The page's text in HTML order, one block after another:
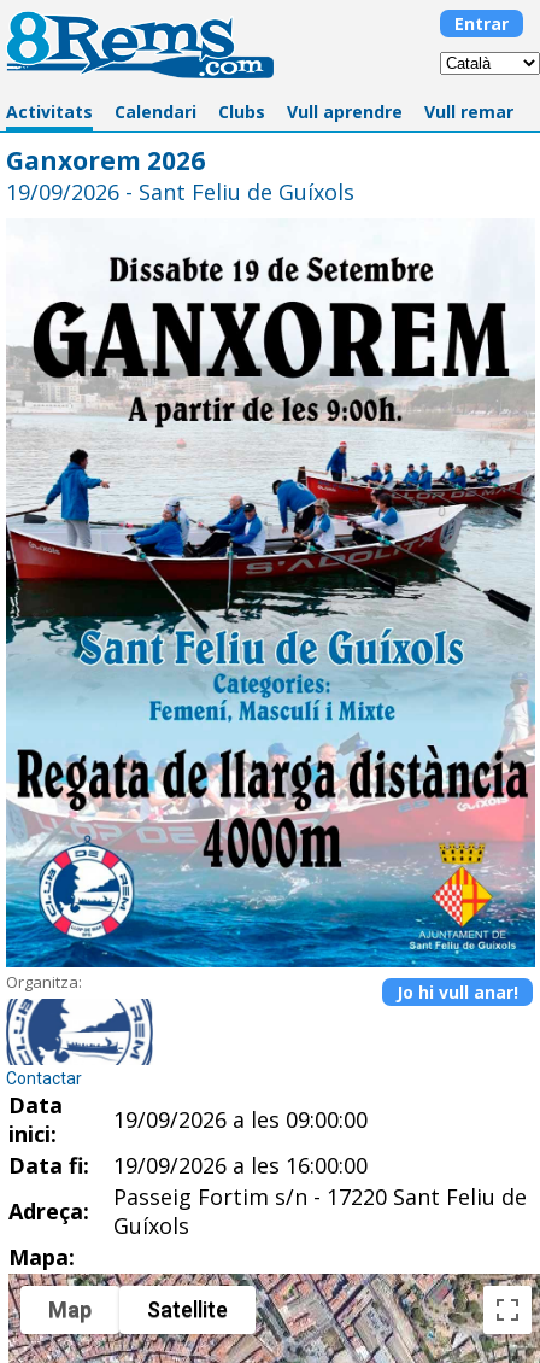
Ganxorem 2026
19/09/2026 - Sant Feliu de Guíxols
Organitza:
Contactar
Jo hi vull anar!
Data
inici:
19/09/2026 a les 09:00:00
Data fi:
19/09/2026 a les 16:00:00
Adreça:
Passeig Fortim s/n - 17220 Sant Feliu de
Guíxols
Mapa:
Map Satellite
Entrar
Activitats Calendari Clubs Vull aprendre Vull remar